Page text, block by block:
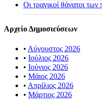
Οι τραγικοί θάνατοι
Αρχείο Δημοσιεύσεων
• Αύγουστος 2026
• Ιούλιος 2026
• Ιούνιος 2026
• Μάιος 2026
• Απρίλιος 2026
• Μάρτιος 2026